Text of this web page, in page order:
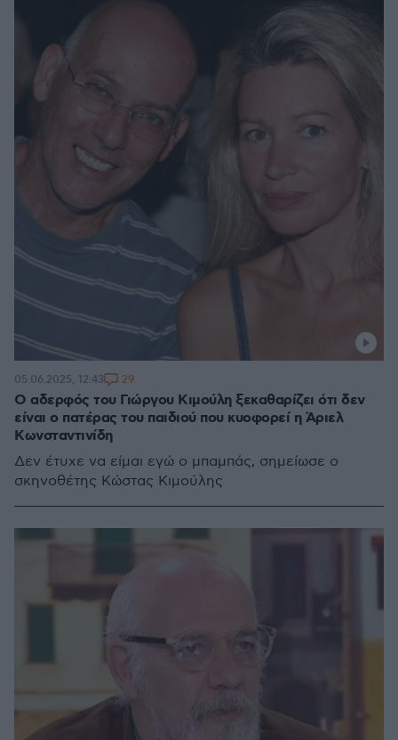
Ο αδερφός του Γιώργου Κιμούλη ξεκαθαρίζει ότι δεν
είναι ο πατέρας του παιδιού που κυοφορεί η Άριελ
Κωνσταντινίδη
Δεν έτυχε να είμαι εγώ ο μπαμπάς, σημείωσε ο
σκηνοθέτης Κώστας Κιμούλης
05.06.2025, 12:43 29